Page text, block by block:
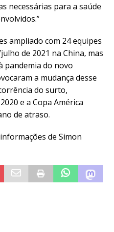
necessárias para a saúde
ampliado com 24 equipes
de 2021 na China, mas
pandemia do novo
a mudança desse
do surto,
e a Copa América
de atraso.
de Simon